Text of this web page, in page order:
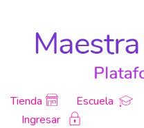
Tienda Escuela
Ingresar